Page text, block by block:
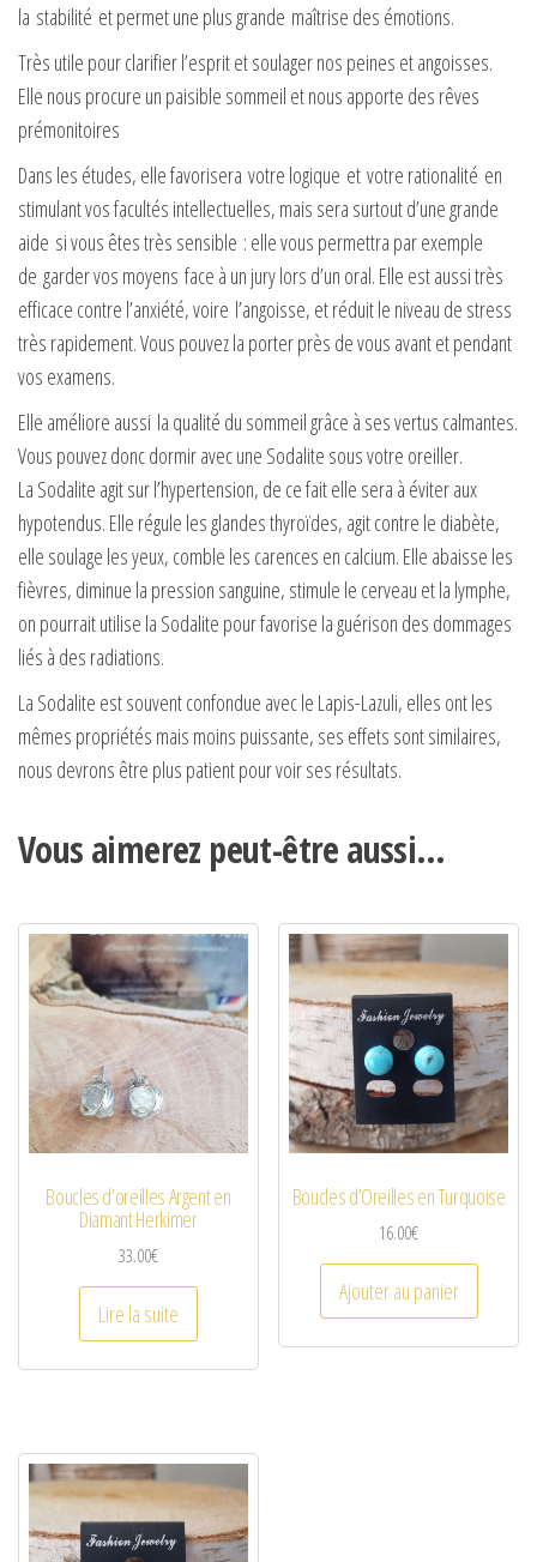
la stabilité et permet une plus grande maîtrise des émotions.
Très utile pour clarifier l’esprit et soulager nos peines et angoisses.
Elle nous procure un paisible sommeil et nous apporte des rêves
prémonitoires
Dans les études, elle favorisera votre logique et votre rationalité en
stimulant vos facultés intellectuelles, mais sera surtout d’une grande
aide si vous êtes très sensible : elle vous permettra par exemple
de garder vos moyens face à un jury lors d’un oral. Elle est aussi très
efficace contre l’anxiété, voire l’angoisse, et réduit le niveau de stress
très rapidement. Vous pouvez la porter près de vous avant et pendant
vos examens.
Elle améliore aussi la qualité du sommeil grâce à ses vertus calmantes.
Vous pouvez donc dormir avec une Sodalite sous votre oreiller.
La Sodalite agit sur l’hypertension, de ce fait elle sera à éviter aux
hypotendus. Elle régule les glandes thyroïdes, agit contre le diabète,
elle soulage les yeux, comble les carences en calcium. Elle abaisse les
fièvres, diminue la pression sanguine, stimule le cerveau et la lymphe,
on pourrait utilise la Sodalite pour favorise la guérison des dommages
liés à des radiations.
La Sodalite est souvent confondue avec le Lapis-Lazuli, elles ont les
mêmes propriétés mais moins puissante, ses effets sont similaires,
nous devrons être plus patient pour voir ses résultats.
Vous aimerez peut-être aussi…
Boucles d’oreilles Argent en
Diamant Herkimer
33.00€
Lire la suite
Boucles d’Oreilles en Turquoise
16.00€
Ajouter au panier